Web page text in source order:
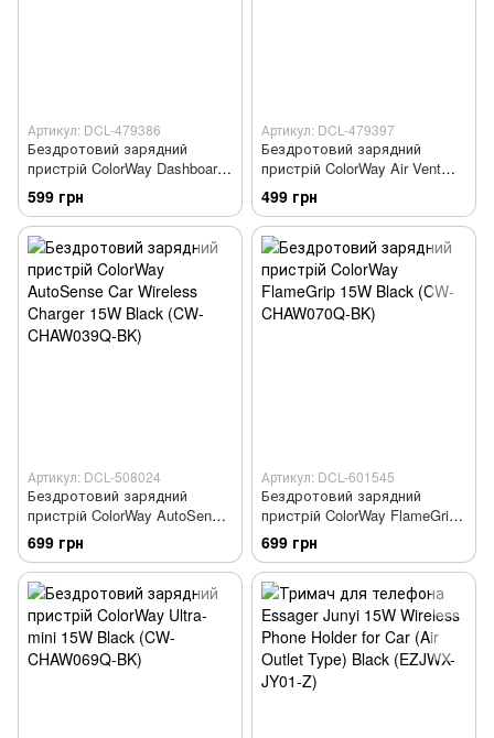
Артикул: DCL-479386
Бездротовий зарядний
пристрій ColorWay Dashboard
Car Wireless Charger 15W
Black (CW-CHAW037Q-BK)
599 грн
Артикул: DCL-479397
Бездротовий зарядний
пристрій ColorWay Air Vent
Car Wireless Charger 15W
Black (CW-CHAW038Q-BK)
499 грн
Артикул: DCL-508024
Бездротовий зарядний
пристрій ColorWay AutoSense
Car Wireless Charger 15W
Black (CW-CHAW039Q-BK)
699 грн
Артикул: DCL-601545
Бездротовий зарядний
пристрій ColorWay FlameGrip
15W Black (CW-CHAW070Q-
BK)
699 грн